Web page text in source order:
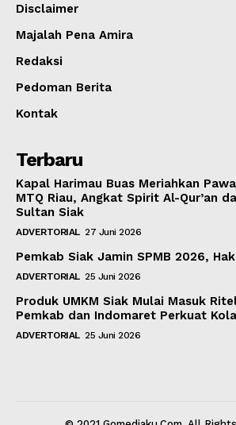
Disclaimer
Majalah Pena Amira
Redaksi
Pedoman Berita
Kontak
Terbaru
Kapal Harimau Buas Meriahkan
MTQ Riau, Angkat Spirit Al-Qur’an
Sultan Siak
ADVERTORIAL 27 Juni 2026
Pemkab Siak Jamin SPMB 2026,
ADVERTORIAL 25 Juni 2026
Produk UMKM Siak Mulai Masuk
Pemkab dan Indomaret Perkuat
ADVERTORIAL 25 Juni 2026